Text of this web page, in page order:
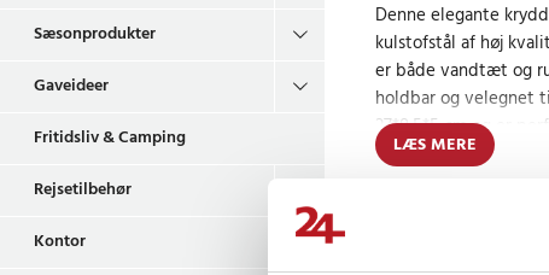
Sæsonprodukter
Gaveideer
Fritidsliv & Camping
Rejsetilbehør
Kontor
Denne elegante
kulstofstål af høj
er både vandtæt og
holdbar og velegnet
27*8,5*5 cm og er
krydderier og andre
LÆS MERE